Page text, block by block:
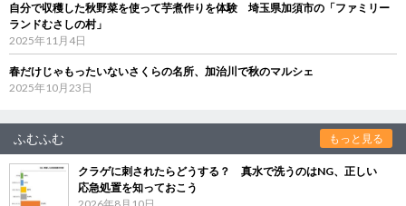
自分で収穫した秋野菜を使って芋煮作りを体験 埼玉県加須市の「ファミリー
ランドむさしの村」
2025年11月4日
春だけじゃもったいないさくらの名所、加治川で秋のマルシェ
2025年10月23日
ふむふむ もっと見る
クラゲに刺されたらどうする？ 真水で洗うのはNG、正しい
応急処置を知っておこう